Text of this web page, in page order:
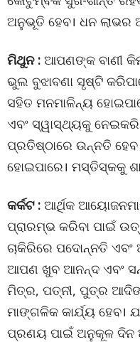
ଅନୁଭୂତି ହେବ। ଧନ ଲାଭର
ମିଥୁନ : ଆପଣଙ୍କ ବାଣୀ
ଭୁଲ ବୁଝାବଣା ସୃଷ୍ଟି
ସହିତ ମନମାଳିନ୍ୟ
ଏବଂ ସ୍ୱାସ୍ଥ୍ୟକୁ ନେଇକରି
ପ୍ରତିଷ୍ଠାରେ ଉନ୍ନତି
ହୋଇପାରେ। ମସ୍ତିସ୍କକୁ
କର୍କଟ : ଆର୍ଥିକ
ପ୍ରାରମ୍ଭ କରିବା ପାଇଁ
ଚାକିରିରେ ପଦୋନ୍ନତି
ଆପଣ ଖୁବ ଆନନ୍ଦ ଏବଂ
ମିତ୍ର, ପତ୍ନୀ, ପୁତ୍ର
ମାଙ୍ଗଳିକ କାର୍ଯ୍ୟ ହେବ।
ପ୍ରଣୟ ପାଇଁ ଅନୁକୂଳ ଦିନ